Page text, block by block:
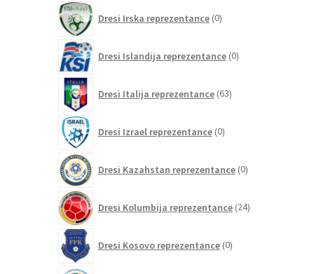
Dresi Irska reprezentance 0izdelkov
Dresi Islandija reprezentance 0izdelkov
Dresi Italija reprezentance 63izdelkov
Dresi Izrael reprezentance 0izdelkov
Dresi Kazahstan reprezentance 0izdelkov
Dresi Kolumbija reprezentance 24izdelkov
Dresi Kosovo reprezentance 0izdelkov